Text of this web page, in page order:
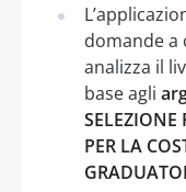
domande
analizza il
base agli
SELEZIONE
PER LA